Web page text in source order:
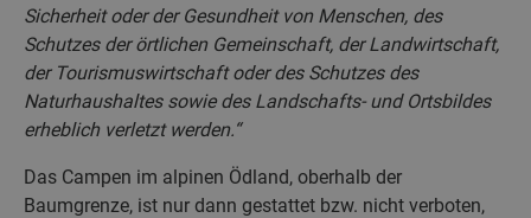
Sicherheit oder der Gesundheit von Menschen, des
Schutzes der örtlichen Gemeinschaft, der Landwirtschaft,
der Tourismuswirtschaft oder des Schutzes des
Naturhaushaltes sowie des Landschafts- und Ortsbildes
erheblich verletzt werden.“
Das Campen im alpinen Ödland, oberhalb der
Baumgrenze, ist nur dann gestattet bzw. nicht verboten,